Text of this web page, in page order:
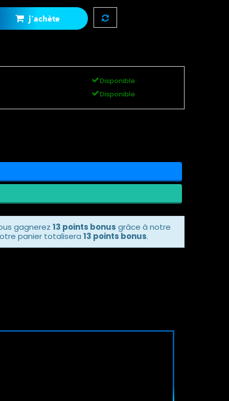
j'achète
Disponible
Disponible
gagnerez 13 points bonus grâce à notre
panier totalisera 13 points bonus.